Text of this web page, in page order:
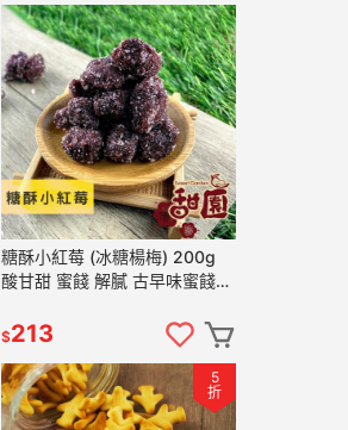
糖酥小紅莓 (冰糖楊梅) 200g
酸甘甜 蜜餞 解膩 古早味蜜餞
【甜園】
$213
5
折